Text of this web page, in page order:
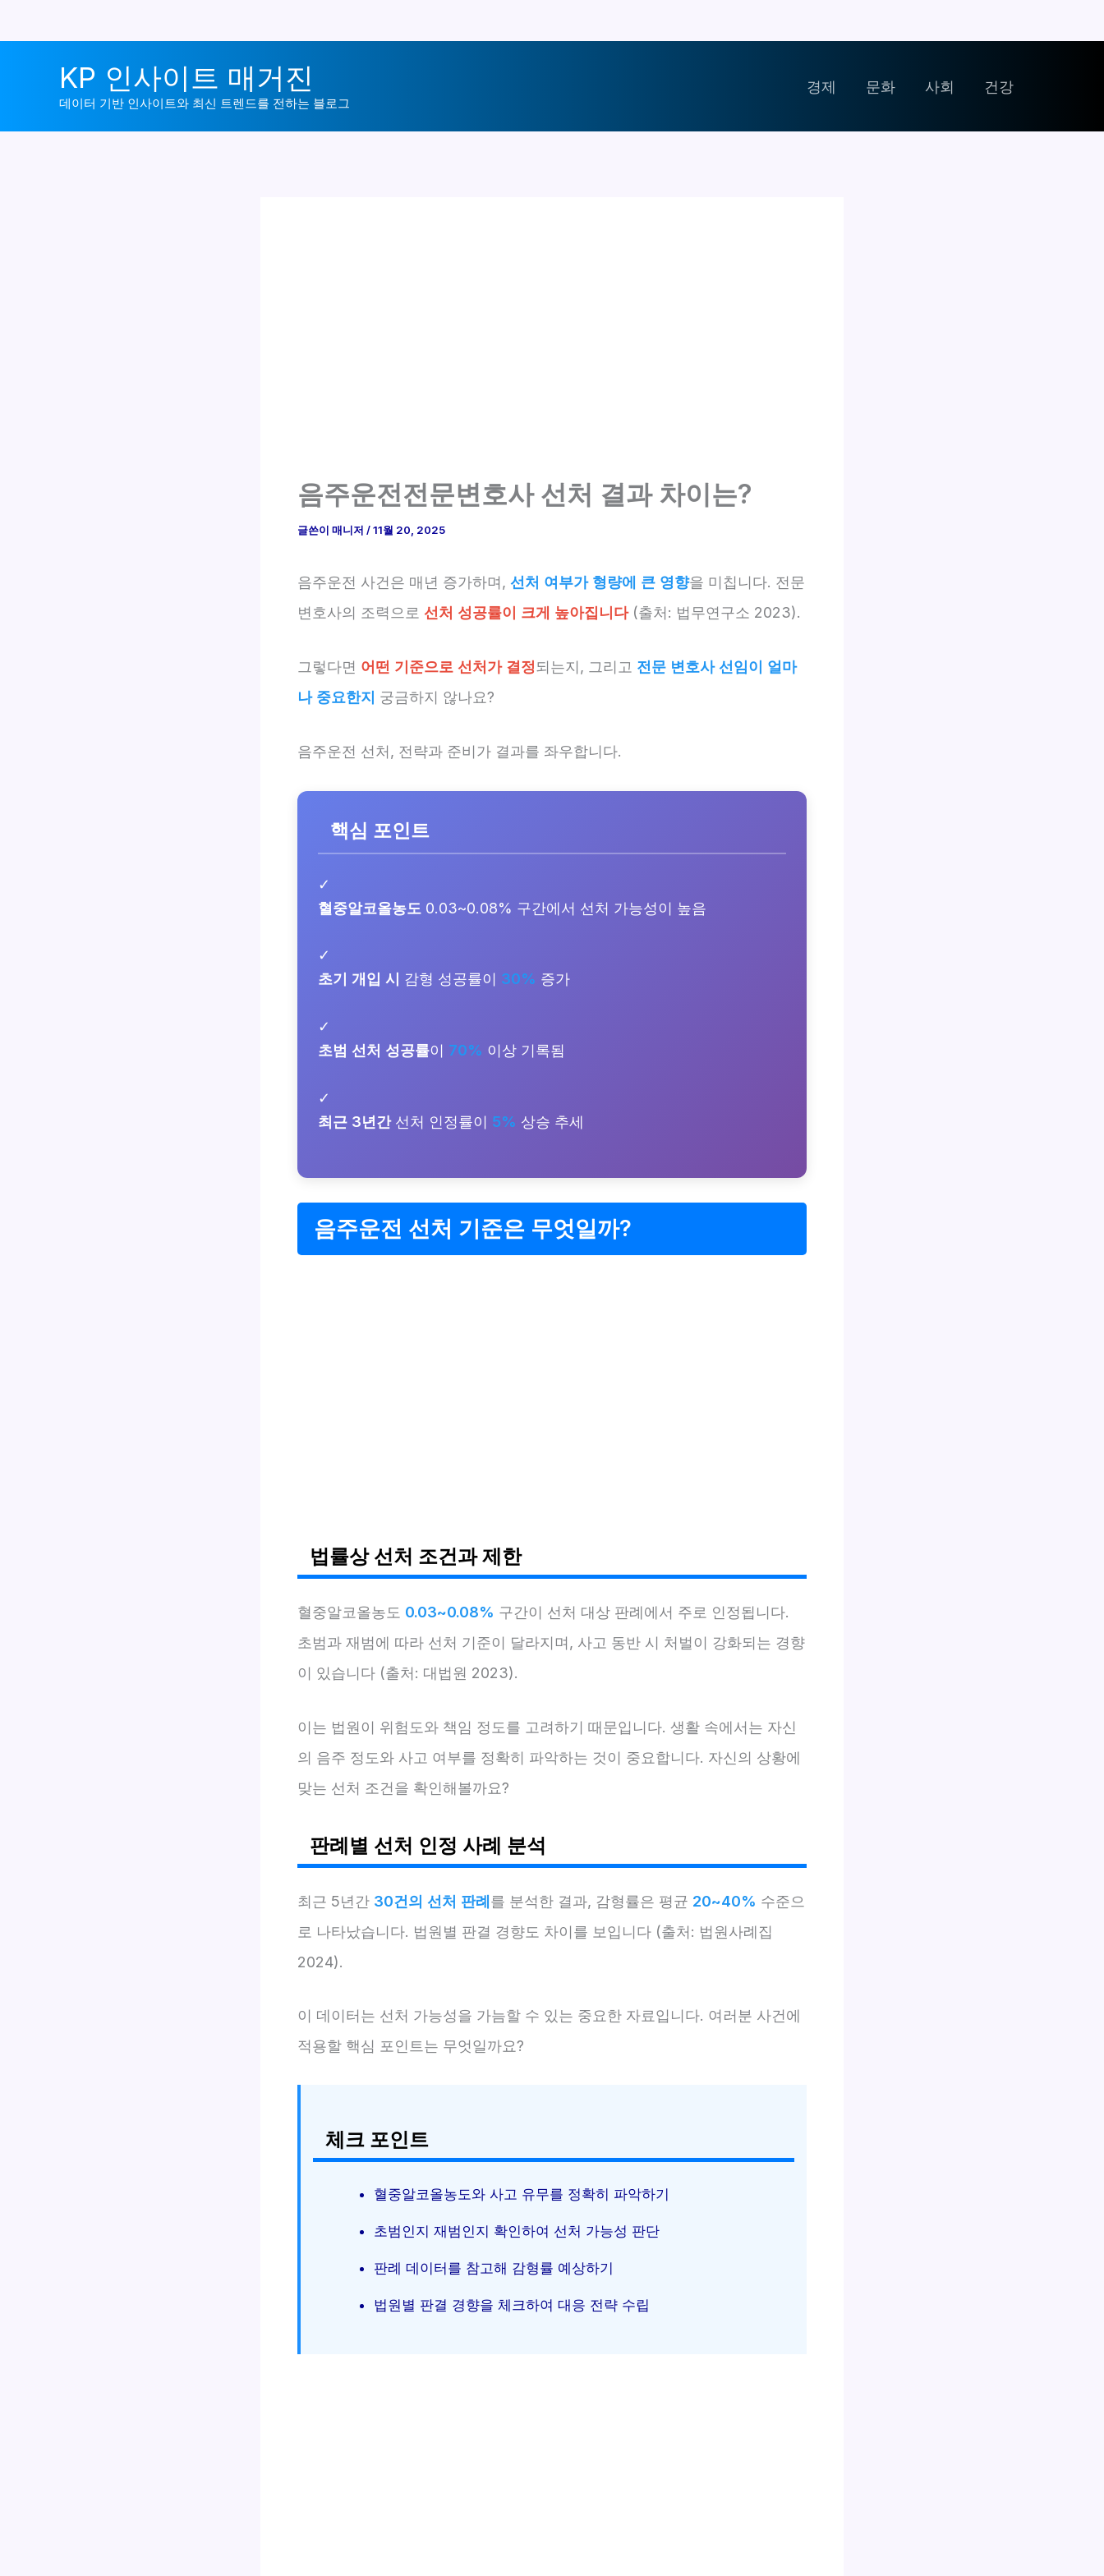
KP 인사이트 매거진
데이터 기반 인사이트와 최신 트렌드를 전하는 블로그
경제 문화 사회 건강
음주운전전문변호사 선처 결과 차이는?
글쓴이 매니저 /11월 20, 2025
음주운전 사건은 매년 증가하며, 선처 여부가 형량에 큰 영향을 미칩니다. 전문
변호사의 조력으로 선처 성공률이 크게 높아집니다(출처: 법무연구소 2023).
그렇다면 어떤 기준으로 선처가 결정되는지, 그리고 전문 변호사 선임이 얼마
나 중요한지 궁금하지 않나요?
음주운전 선처, 전략과 준비가 결과를 좌우합니다.
핵심 포인트
✓
혈중알코올농도 0.03~0.08% 구간에서 선처 가능성이 높음
✓
초기 개입 시 감형 성공률이 30% 증가
✓
초범 선처 성공률이 70% 이상 기록됨
✓
최근 3년간선처 인정률이 5% 상승 추세
음주운전 선처 기준은 무엇일까?
법률상 선처 조건과 제한
혈중알코올농도 0.03~0.08% 구간이 선처 대상 판례에서 주로 인정됩니다.
초범과 재범에 따라 선처 기준이 달라지며, 사고 동반 시 처벌이 강화되는 경향
이 있습니다 (출처: 대법원 2023).
이는 법원이 위험도와 책임 정도를 고려하기 때문입니다. 생활 속에서는 자신
의 음주 정도와 사고 여부를 정확히 파악하는 것이 중요합니다. 자신의 상황에
맞는 선처 조건을 확인해볼까요?
판례별 선처 인정 사례 분석
최근 5년간 30건의 선처 판례를 분석한 결과, 감형률은 평균 20~40% 수준으
로 나타났습니다. 법원별 판결 경향도 차이를 보입니다 (출처: 법원사례집
2024).
이 데이터는 선처 가능성을 가늠할 수 있는 중요한 자료입니다. 여러분 사건에
적용할 핵심 포인트는 무엇일까요?
체크 포인트
혈중알코올농도와 사고 유무를 정확히 파악하기
초범인지 재범인지 확인하여 선처 가능성 판단
판례 데이터를 참고해 감형률 예상하기
법원별 판결 경향을 체크하여 대응 전략 수립